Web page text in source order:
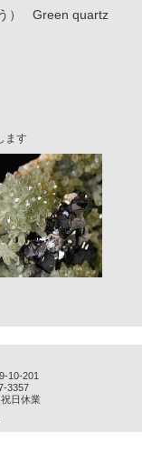
） Green quartz
ます
10-201
3357
日休業